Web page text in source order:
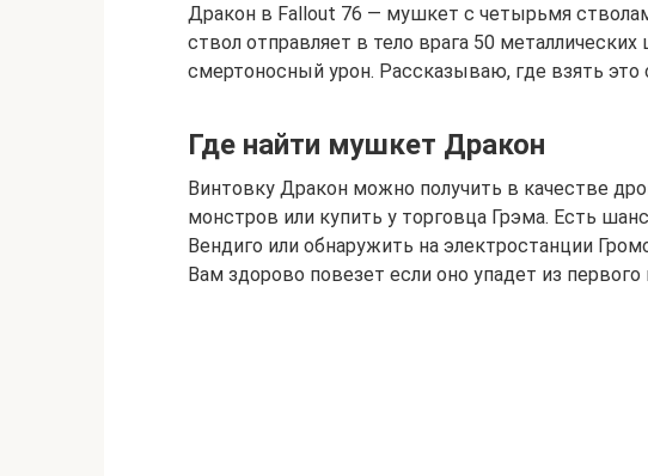
Дракон в Fallout 76 — мушкет с четырьмя
ствол отправляет в тело врага 50
смертоносный урон. Рассказываю, где взять это
Где найти мушкет Дракон
Винтовку Дракон можно получить в качестве
монстров или купить у торговца Грэма. Есть
Вендиго или обнаружить на электростанции
Вам здорово повезет если оно упадет из